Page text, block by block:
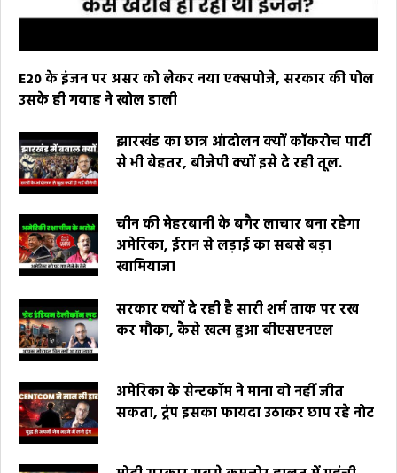
E20 के इंजन पर असर को लेकर नया एक्सपोजे, सरकार की पोल
उसके ही गवाह ने खोल डाली
झारखंड का छात्र आंदोलन क्यों कॉकरोच पार्टी
से भी बेहतर, बीजेपी क्यों इसे दे रही तूल.
चीन की मेहरबानी के बगैर लाचार बना रहेगा
अमेरिका, ईरान से लड़ाई का सबसे बड़ा
खामियाजा
सरकार क्यों दे रही है सारी शर्म ताक पर रख
कर मौका, कैसे खत्म हुआ बीएसएनएल
अमेरिका के सेन्टकॉम ने माना वो नहीं जीत
सकता, ट्रंप इसका फायदा उठाकर छाप रहे नोट